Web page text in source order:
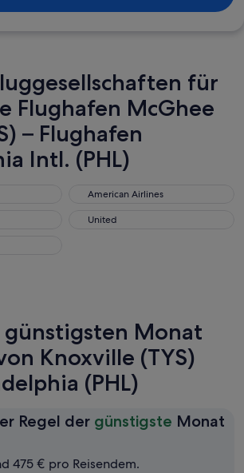
für
Flughafen McGhee
– Flughafen
Intl. (PHL)
American Airlines
American Airlines
United
United
günstigsten Monat
Knoxville (TYS)
(PHL)
Regel der günstigste Monat
475 € pro Reisendem.